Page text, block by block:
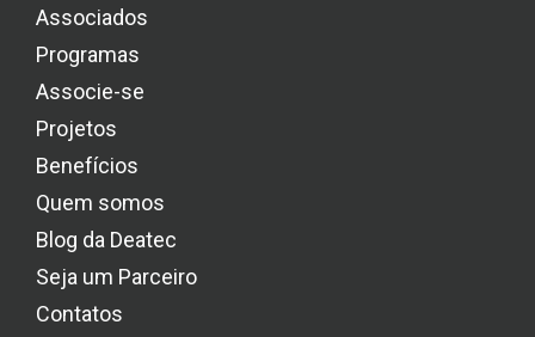
Associados
Programas
Associe-se
Projetos
Benefícios
Quem somos
Blog da Deatec
Seja um Parceiro
Contatos